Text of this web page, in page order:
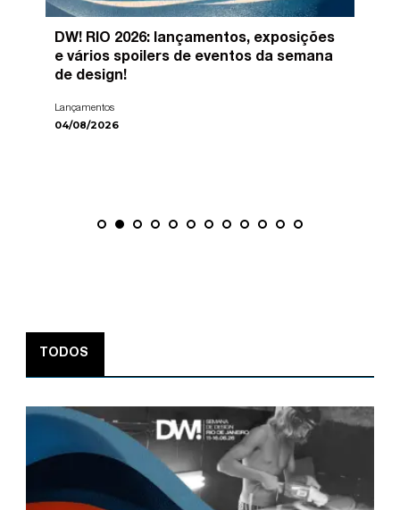
DW! RIO 2026: lançamentos, exposições
e vários spoilers de eventos da semana
de design!
Lançamentos
04/08/2026
TODOS